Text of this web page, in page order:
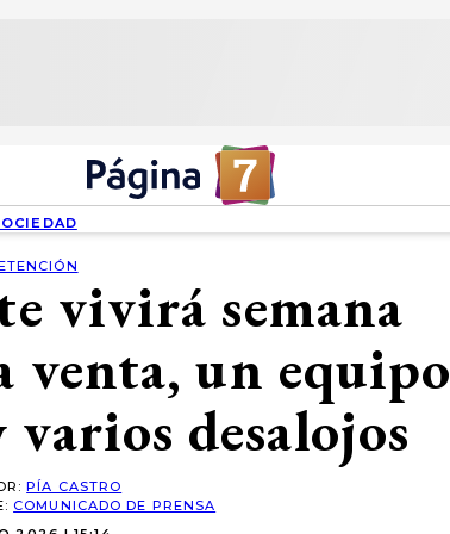
vivirá semana
venta, un equipo
desalojos
PÍA CASTRO
COMUNICADO DE PRENSA